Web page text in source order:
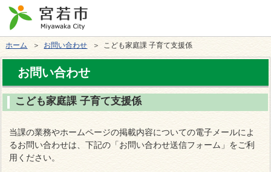
ホーム ＞ お問い合わせ ＞ こども家庭課 子育て支援係
お問い合わせ
こども家庭課 子育て支援係
当課の業務やホームページの掲載内容についての電子メールによ
るお問い合わせは、下記の「お問い合わせ送信フォーム」をご利
用ください。